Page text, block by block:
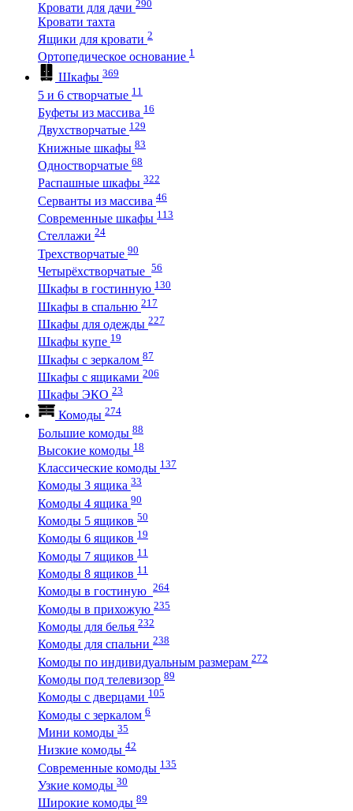
Кровати для дачи 290
Кровати тахта
Ящики для кровати 2
Ортопедическое основание 1
Шкафы 369
5 и 6 створчатые 11
Буфеты из массива 16
Двухстворчатые 129
Книжные шкафы 83
Одностворчатые 68
Распашные шкафы 322
Серванты из массива 46
Современные шкафы 113
Стеллажи 24
Трехстворчатые 90
Четырёхстворчатые 56
Шкафы в гостинную 130
Шкафы в спальню 217
Шкафы для одежды 227
Шкафы купе 19
Шкафы с зеркалом 87
Шкафы с ящиками 206
Шкафы ЭКО 23
Комоды 274
Большие комоды 88
Высокие комоды 18
Классические комоды 137
Комоды 3 ящика 33
Комоды 4 ящика 90
Комоды 5 ящиков 50
Комоды 6 ящиков 19
Комоды 7 ящиков 11
Комоды 8 ящиков 11
Комоды в гостиную 264
Комоды в прихожую 235
Комоды для белья 232
Комоды для спальни 238
Комоды по индивидуальным размерам 272
Комоды под телевизор 89
Комоды с дверцами 105
Комоды с зеркалом 6
Мини комоды 35
Низкие комоды 42
Современные комоды 135
Узкие комоды 30
Широкие комоды 89